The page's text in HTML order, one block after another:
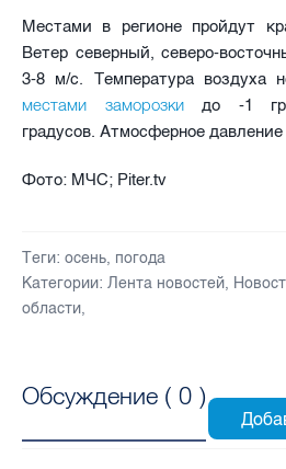
Местами в регионе пройдут
Ветер северный, северо-
3-8 м/с. Температура воздуха
местами заморозкидо -1
градусов. Атмосферное
Фото: МЧС; Piter.tv
Теги: осень, погода
Категории: Лента новостей,
области,
Обсуждение ( 0 )